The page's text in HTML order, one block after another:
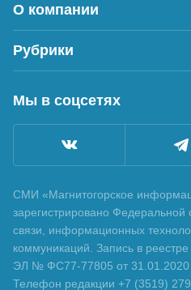
О компании
Рубрики
Мы в соцсетях
СМИ «Магнитогорское
зарегистрировано
связи, информационных
коммуникаций. Запись в
ЭЛ № ФС77-77805 от 31.01.2020
Телефон редакции +7 (3519)